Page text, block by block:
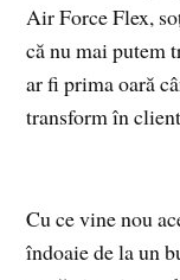
Air Force Flex,
că nu mai putem
ar fi prima oară
transform în
Cu ce vine nou
îndoaie de la un